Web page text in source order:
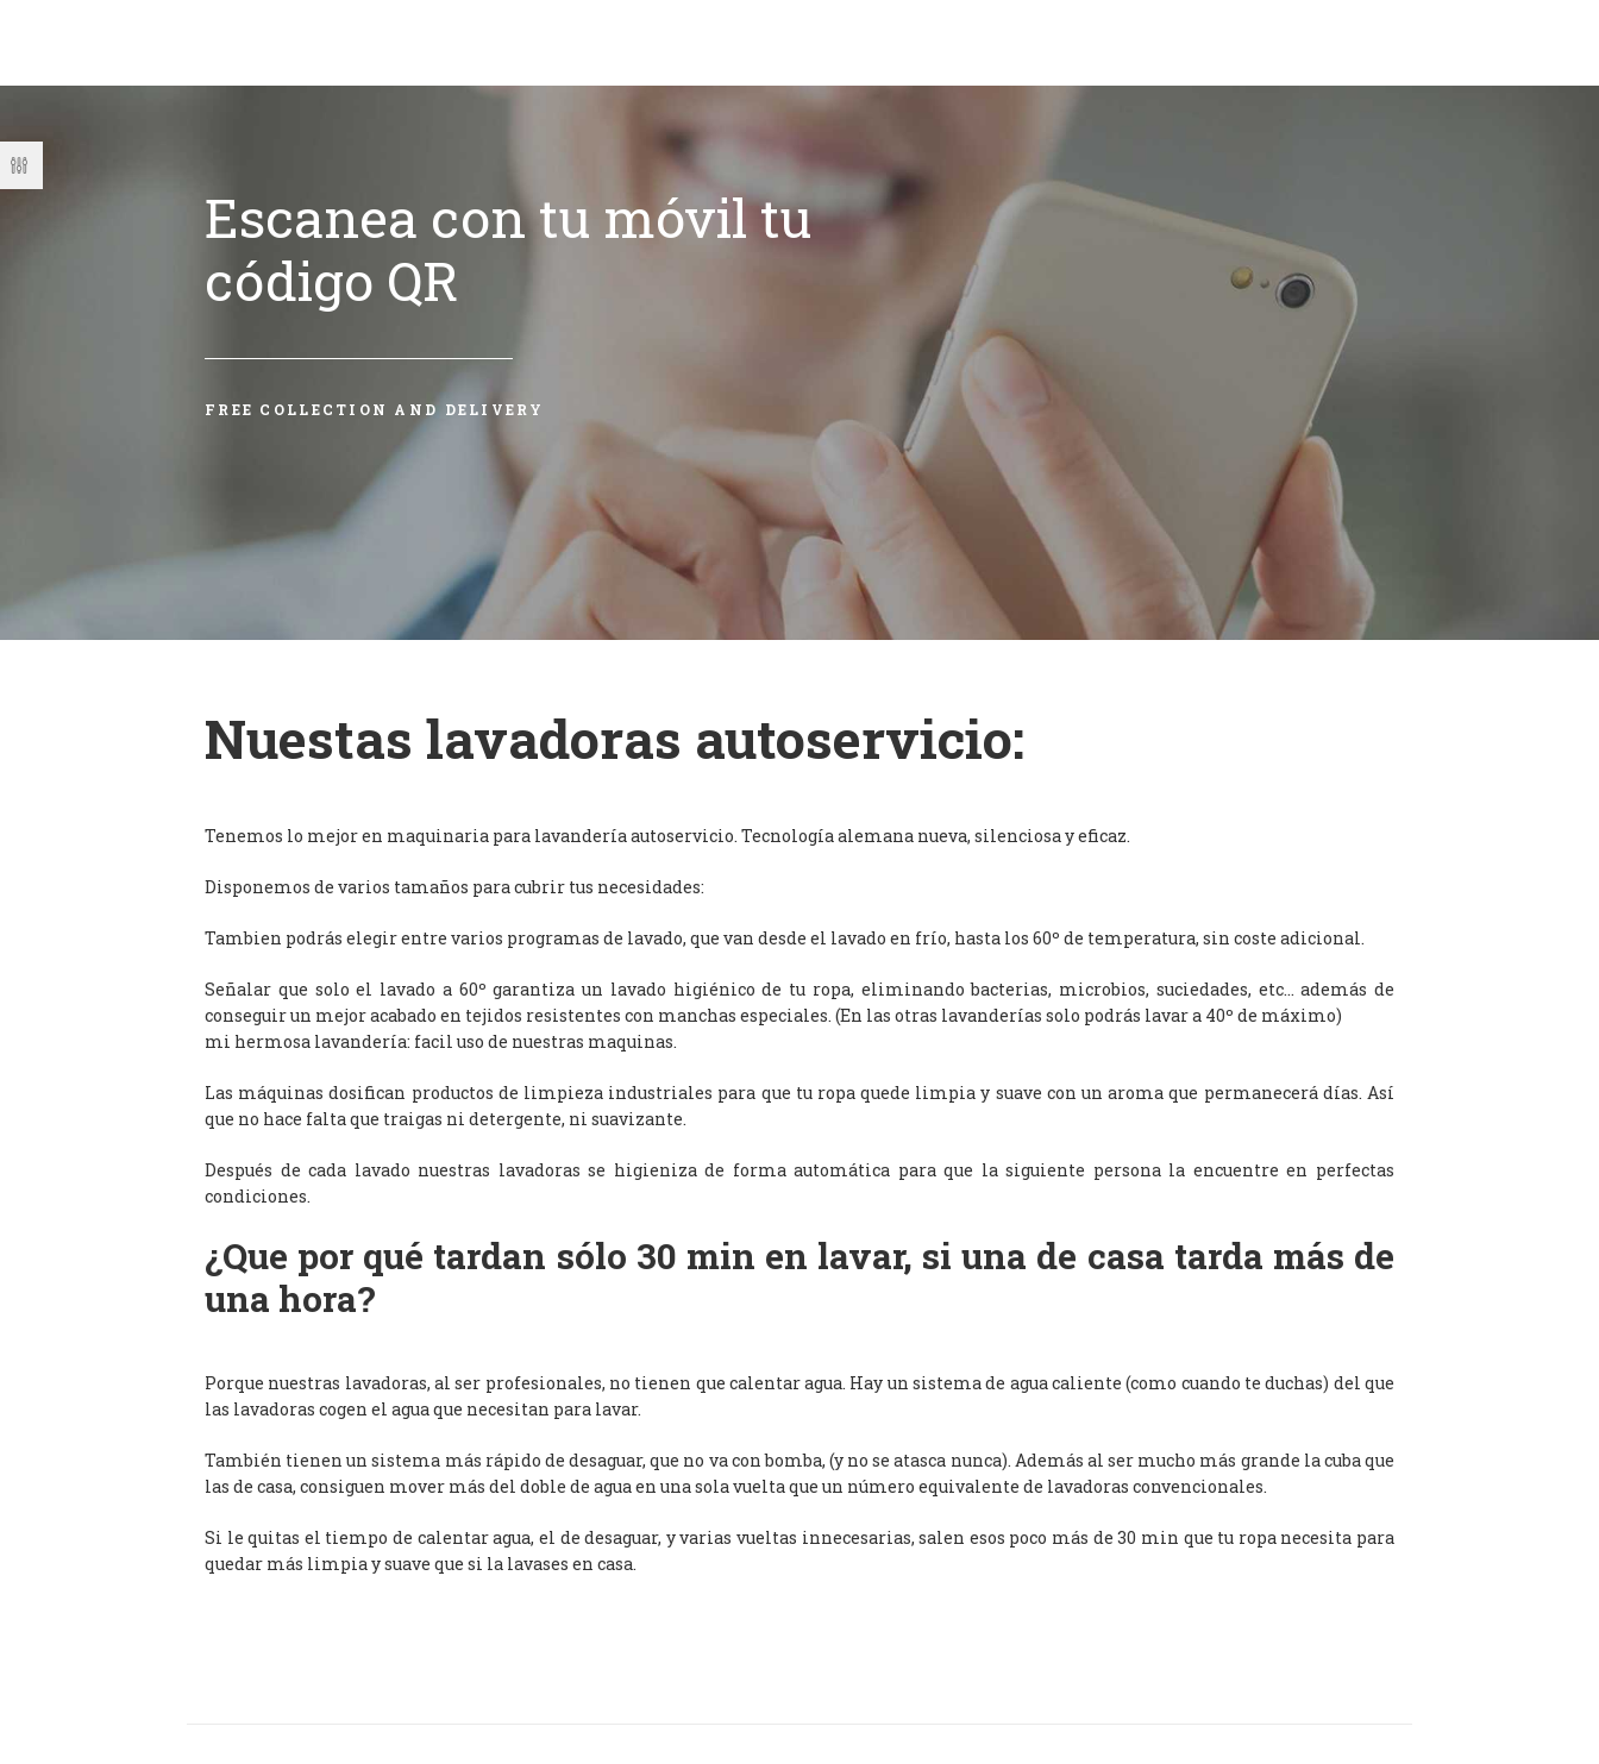
Escanea con tu móvil tu
código QR
FREE COLLECTION AND DELIVERY
Nuestas lavadoras autoservicio:
Tenemos lo mejor en maquinaria para lavandería autoservicio. Tecnología alemana nueva, silenciosa y eficaz.
Disponemos de varios tamaños para cubrir tus necesidades:
Tambien podrás elegir entre varios programas de lavado, que van desde el lavado en frío, hasta los 60º de temperatura, sin coste adicional.
Señalar que solo el lavado a 60º garantiza un lavado higiénico de tu ropa, eliminando bacterias, microbios, suciedades, etc… además de
conseguir un mejor acabado en tejidos resistentes con manchas especiales. (En las otras lavanderías solo podrás lavar a 40º de máximo)
mi hermosa lavandería: facil uso de nuestras maquinas.
Las máquinas dosifican productos de limpieza industriales para que tu ropa quede limpia y suave con un aroma que permanecerá días. Así
que no hace falta que traigas ni detergente, ni suavizante.
Después de cada lavado nuestras lavadoras se higieniza de forma automática para que la siguiente persona la encuentre en perfectas
condiciones.
¿Que por qué tardan sólo 30 min en lavar, si una de casa tarda más de
una hora?
Porque nuestras lavadoras, al ser profesionales, no tienen que calentar agua. Hay un sistema de agua caliente (como cuando te duchas) del que
las lavadoras cogen el agua que necesitan para lavar.
También tienen un sistema más rápido de desaguar, que no va con bomba, (y no se atasca nunca). Además al ser mucho más grande la cuba que
las de casa, consiguen mover más del doble de agua en una sola vuelta que un número equivalente de lavadoras convencionales.
Si le quitas el tiempo de calentar agua, el de desaguar, y varias vueltas innecesarias, salen esos poco más de 30 min que tu ropa necesita para
quedar más limpia y suave que si la lavases en casa.